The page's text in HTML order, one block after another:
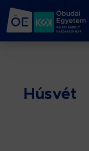
Húsvét